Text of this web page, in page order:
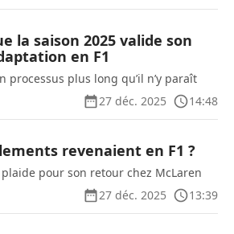
la saison 2025 valide son
en F1
processus plus long qu’il n’y paraît
27 déc. 2025
14:48
revenaient en F1 ?
pour son retour chez McLaren
27 déc. 2025
13:39